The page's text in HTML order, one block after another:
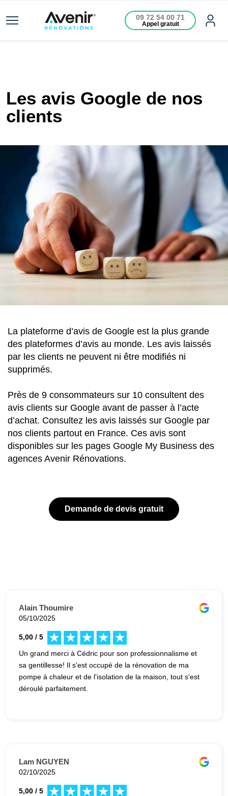
09 72 54 00 71
Appel gratuit
Les avis Google de nos
clients
La plateforme d’avis de Google est la plus grande
des plateformes d’avis au monde. Les avis laissés
par les clients ne peuvent ni être modifiés ni
supprimés.
Près de 9 consommateurs sur 10 consultent des
avis clients sur Google avant de passer à l’acte
d’achat. Consultez les avis laissés sur Google par
nos clients partout en France. Ces avis sont
disponibles sur les pages Google My Business des
agences Avenir Rénovations.
Demande de devis gratuit
Alain Thoumire
05/10/2025
5,00 / 5
Un grand merci à Cédric pour son professionnalisme et
sa gentillesse! Il s'est occupé de la rénovation de ma
pompe à chaleur et de l'isolation de la maison, tout s'est
déroulé parfaitement.
Lam NGUYEN
02/10/2025
5,00 / 5